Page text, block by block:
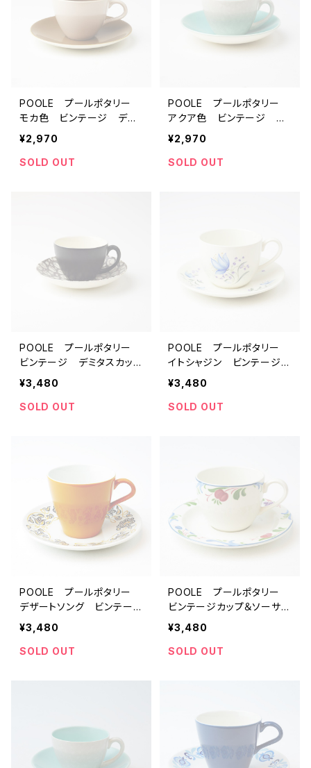
POOLE プールポタリー
モカ色 ビンテージ デミ
タスカップ＆ソーサー 【イ
ギリス】 アンティーク テ
ィーカップ コーヒーカッ
¥2,970
SOLD OUT
POOLE プールポタリー
アクア色 ビンテージ デ
ミタスカップ＆ソーサー
【イギリス】 アンティー
ク ティーカップ コーヒ
¥2,970
SOLD OUT
POOLE プールポタリー
ビンテージ デミタスカップ
＆ソーサー 【イギリス】
アンティーク ティーカッ
プ コーヒーカップ 北欧
¥3,480
SOLD OUT
POOLE プールポタリー
イトシャジン ビンテージカ
ップ＆ソーサー 【イギリス】
アンティーク コーヒー
カップ ティーカップ
¥3,480
SOLD OUT
POOLE プールポタリー
デザートソング ビンテー
ジカップ＆ソーサー 【イギ
リス】 アンティーク コー
ヒーカップ ティーカップ
¥3,480
SOLD OUT
POOLE プールポタリー
ビンテージカップ＆ソーサ
ー 【イギリス】 アンティ
ーク コーヒーカップ テ
ィーカップ
¥3,480
SOLD OUT